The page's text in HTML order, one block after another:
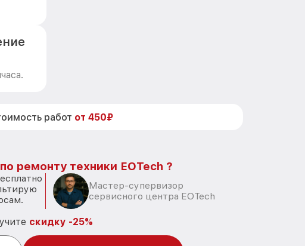
работ от 450₽
ремонту техники EOTech ?
Мастер-супервизор
сервисного центра EOTech
скидку -25%